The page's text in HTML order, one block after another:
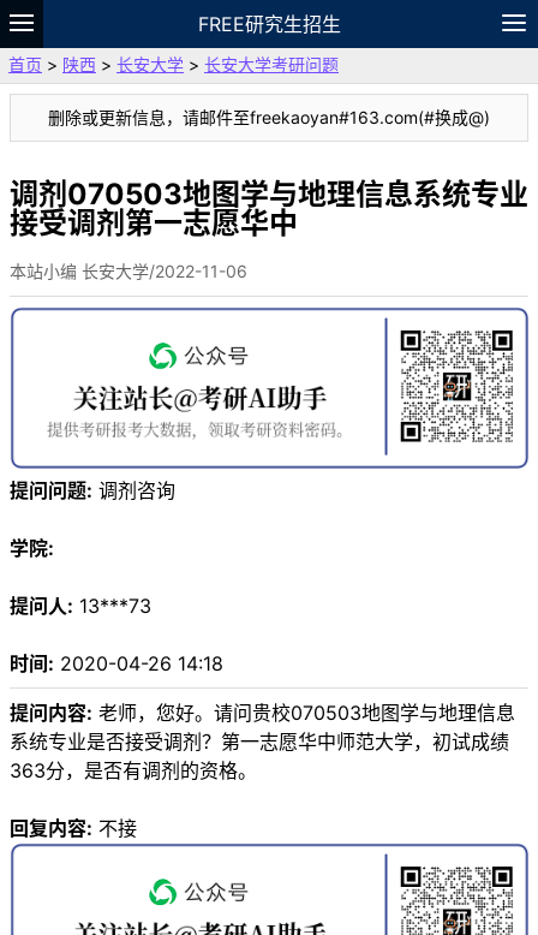
FREE研究生招生
题库
故事 专题 APP 笔记
VIP
资料
首页 > 陕西 > 长安大学 > 长安大学考研问题
删除或更新信息，请邮件至freekaoyan#163.com(#换成@)
调剂070503地图学与地理信息系统专业
接受调剂第一志愿华中
本站小编 长安大学/2022-11-06
提问问题: 调剂咨询
学院:
提问人: 13***73
时间: 2020-04-26 14:18
提问内容: 老师，您好。请问贵校070503地图学与地理信息
系统专业是否接受调剂？第一志愿华中师范大学，初试成绩
363分，是否有调剂的资格。
回复内容: 不接